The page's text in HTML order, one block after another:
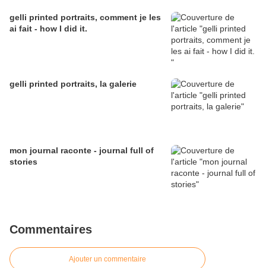
gelli printed portraits, comment je les
ai fait - how I did it.
gelli printed portraits, la galerie
mon journal raconte - journal full of
stories
Commentaires
Ajouter un commentaire